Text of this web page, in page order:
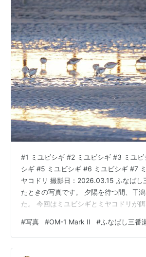
#1 ミユビシギ #2 ミユビシギ #3 ミユ
シギ #5 ミユビシギ #6 ミユビシギ #7
ヤコドリ 撮影日：2026.03.15 ふなばし
たときの写真です。 夕陽を待つ間、干
た。 今回はミユビシギとミヤコドリが
カメラ＆レンズ OM SYSTEM OM-1
DIGITAL ED 100-400mm F5.0-6.3 IS II
Workspaceで現像 ランキング参加中
#写真 #OM-1 Mark II #ふなばし三番